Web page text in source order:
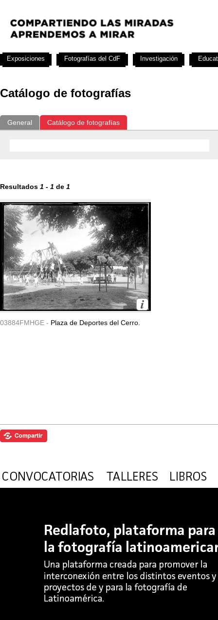
Catálogo de fotografías
General Catálogo de fotografías
Resultados 1 - 1 de 1
03884FMHGE - Plaza de Deportes del Cerro.
Exposiciones Fotografías del CdF Investigación